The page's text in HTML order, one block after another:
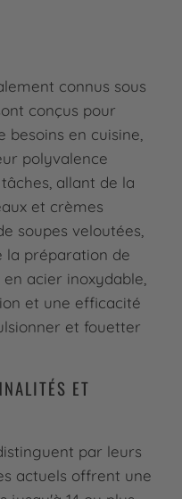
connus sous
conçus pour
besoins en cuisine,
polyvalence
allant de la
et crèmes
soupes veloutées,
la préparation de
acier inoxydable,
et une efficacité
et fouetter
ET
par leurs
actuels offrent une